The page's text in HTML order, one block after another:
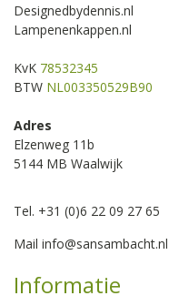
Designedbydennis.nl
Lampenenkappen.nl
KvK 78532345
BTW NL003350529B90
Adres
Elzenweg 11b
5144 MB Waalwijk
Tel. +31 (0)6 22 09 27 65
Mail info@sansambacht.nl
Informatie